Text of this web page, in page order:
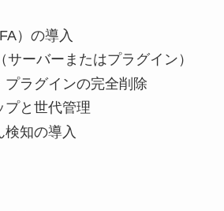
）の導入
サーバーまたはプラグイン）
プラグインの完全削除
プと世代管理
検知の導入